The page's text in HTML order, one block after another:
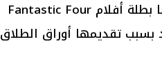
أكد مصدر مُقرب من الممثلة الأمريكية جيسيكا ألبا بطلة أفلام Fantastic Four
بسبب تقديمها أوراق الطلاق